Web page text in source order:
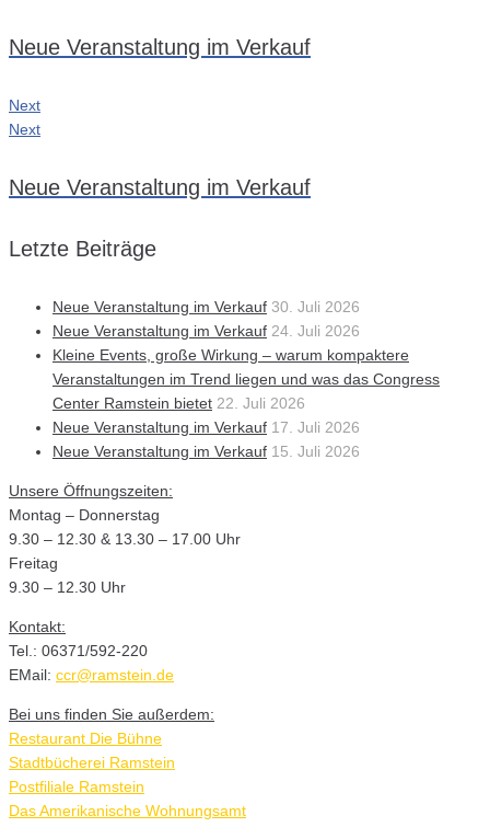
Neue Veranstaltung im Verkauf
Next
Next
Neue Veranstaltung im Verkauf
Letzte Beiträge
Neue Veranstaltung im Verkauf 30. Juli 2026
Neue Veranstaltung im Verkauf 24. Juli 2026
Kleine Events, große Wirkung – warum kompaktere
Veranstaltungen im Trend liegen und was das Congress
Center Ramstein bietet 22. Juli 2026
Neue Veranstaltung im Verkauf 17. Juli 2026
Neue Veranstaltung im Verkauf 15. Juli 2026
Unsere Öffnungszeiten:
Montag – Donnerstag
9.30 – 12.30 & 13.30 – 17.00 Uhr
Freitag
9.30 – 12.30 Uhr
Kontakt:
Tel.: 06371/592-220
EMail: ccr@ramstein.de
Bei uns finden Sie außerdem:
Restaurant Die Bühne
Stadtbücherei Ramstein
Postfiliale Ramstein
Das Amerikanische Wohnungsamt